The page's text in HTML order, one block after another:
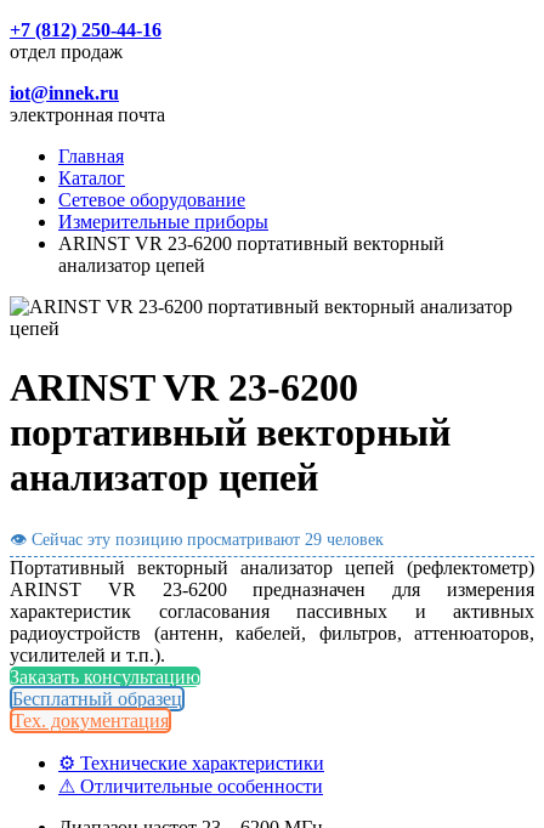
+7 (812) 250-44-16
отдел продаж
iot@innek.ru
электронная почта
Главная
Каталог
Сетевое оборудование
Измерительные приборы
ARINST VR 23-6200 портативный векторный
анализатор цепей
ARINST VR 23-6200
портативный векторный
анализатор цепей
👁 Сейчас эту позицию просматривают 29 человек
Портативный векторный анализатор цепей (рефлектометр)
ARINST VR 23-6200 предназначен для измерения
характеристик согласования пассивных и активных
радиоустройств (антенн, кабелей, фильтров, аттенюаторов,
усилителей и т.п.).
Заказать консультацию
Бесплатный образец
Тех. документация
⚙ Технические характеристики
⚠ Отличительные особенности